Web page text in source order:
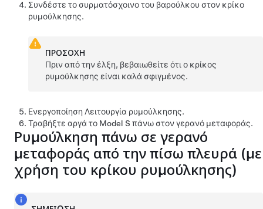
Συνδέστε το συρματόσχοινο του βαρούλκου στον κρίκο
ρυμούλκησης.
ΠΡΟΣΟΧΗ
Πριν από την έλξη, βεβαιωθείτε ότι ο κρίκος
ρυμούλκησης είναι καλά σφιγμένος.
Ενεργοποίηση Λειτουργία ρυμούλκησης.
Τραβήξτε αργά το Model S πάνω στον γερανό μεταφοράς.
Ρυμούλκηση πάνω σε γερανό
μεταφοράς από την πίσω πλευρά (με
χρήση του κρίκου ρυμούλκησης)